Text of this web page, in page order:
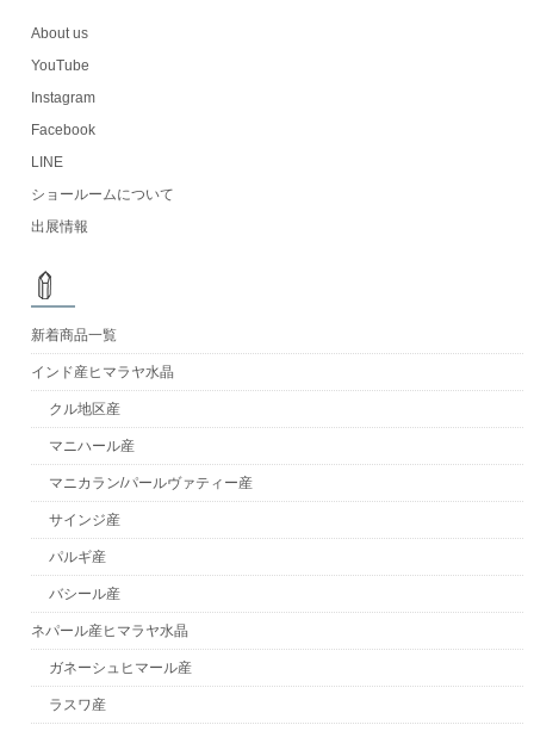
About us
YouTube
Instagram
Facebook
LINE
ショールームについて
出展情報
新着商品一覧
インド産ヒマラヤ水晶
クル地区産
マニハール産
マニカラン/パールヴァティー産
サインジ産
パルギ産
バシール産
ネパール産ヒマラヤ水晶
ガネーシュヒマール産
ラスワ産